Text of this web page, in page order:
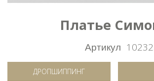
Платье
Артикул
ДРОПШИППИНГ